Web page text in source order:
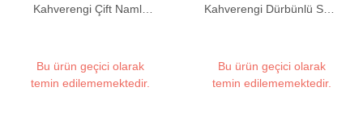
Kahverengi Çift Namlu
Bu ürün geçici olarak
temin edilememektedir.
Kahverengi Dürbünlü Süet
Bu ürün geçici olarak
temin edilememektedir.